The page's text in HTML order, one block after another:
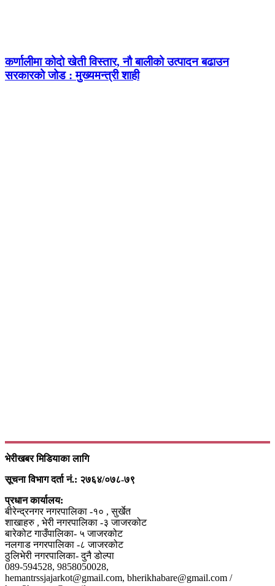
कर्णालीमा कोदो खेती विस्तार, नौ बालीको उत्पादन बढाउन
सरकारको जोड : मुख्यमन्त्री शाही
भेरीखबर मिडियाका लागि
सूचना विभाग दर्ता नं.: २७६४/०७८-७९
प्रधान कार्यालय:
बीरेन्द्रनगर नगरपालिका -१० , सुर्खेत
शाखाहरु , भेरी नगरपालिका -३ जाजरकोट
बारेकोट गाउँपालिका- ५ जाजरकोट
नलगाड नगरपालिका -८ जाजरकोट
ठुलिभेरी नगरपालिका- दुनै डोल्पा
089-594528, 9858050028,
hemantrssjajarkot@gmail.com, bherikhabare@gmail.com /